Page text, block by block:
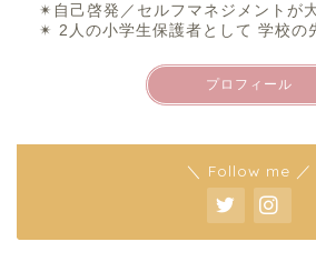
✴︎自己啓発／セルフマネジメントが
✴︎ 2人の小学生保護者として 学校の
プロフィール
＼ Follow me ／